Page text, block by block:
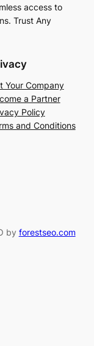
access to
Trust Any
Your Company
a Partner
Policy
and Conditions
by forestseo.com